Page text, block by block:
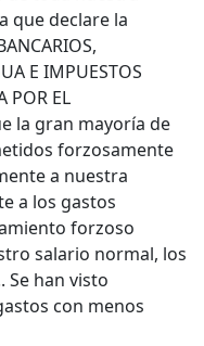
que declare la
E IMPUESTOS
POR EL
la gran mayoría de
forzosamente
a nuestra
a los gastos
forzoso
salario normal, los
Se han visto
con menos